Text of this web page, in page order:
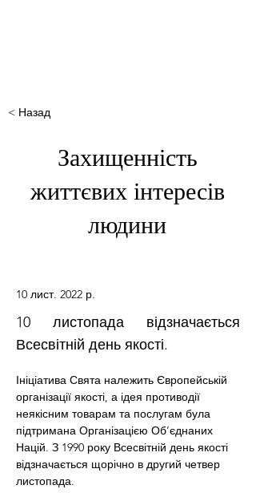
< Назад
Захищенність
життєвих інтересів
людини
10 лист. 2022 р.
10 листопада відзначається
Всесвітній день якості.
Ініціатива Свята належить Європейській
організації якості, а ідея противодії
неякісним товарам та послугам була
підтримана Організацією Об’єднаних
Націй. З 1990 року Всесвітній день якості
відзначається щорічно в другий четвер
листопада.